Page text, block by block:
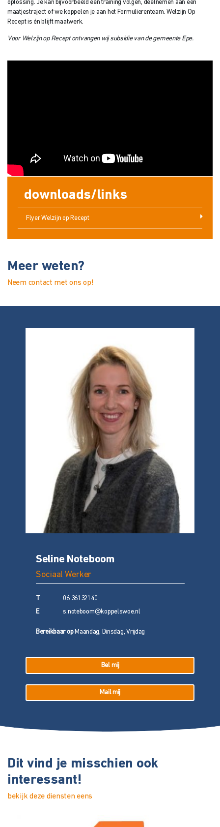
oplossing. Je kan bijvoorbeeld een training volgen, deelnemen aan een
maatjestraject of we koppelen je aan het Formulierenteam. Welzijn Op
Recept is én blijft maatwerk.
Voor Welzijn op Recept ontvangen wij subsidie van de gemeente Epe.
downloads/links
Flyer Welzijn op Recept
Meer weten?
Neem contact met ons op!
Seline Noteboom
Sociaal Werker
06 36132140
E s.noteboom@koppelswoe.nl
Bereikbaar opMaandag, Dinsdag, Vrijdag
Bel mij
Mail mij
Dit vind je misschien ook
interessant!
bekijk deze diensten eens